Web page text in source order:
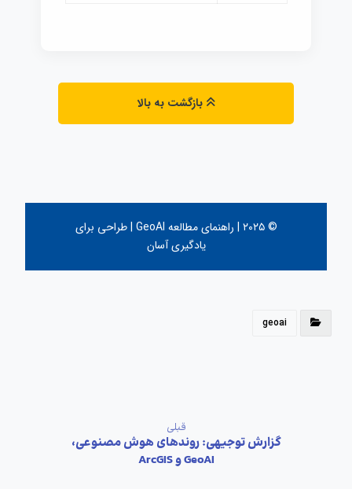
بازگشت به بالا
© ۲۰۲۵ | راهنمای مطالعه GeoAI | طراحی برای
یادگیری آسان
geoai
قبلی
گزارش توجیهی: روندهای هوش مصنوعی،
GeoAI و ArcGIS